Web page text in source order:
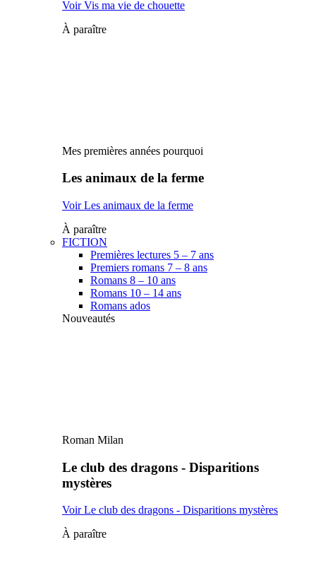
Voir Vis ma vie de chouette
À paraître
Mes premières années pourquoi
Les animaux de la ferme
Voir Les animaux de la ferme
À paraître
FICTION
Premières lectures 5 – 7 ans
Premiers romans 7 – 8 ans
Romans 8 – 10 ans
Romans 10 – 14 ans
Romans ados
Nouveautés
Roman Milan
Le club des dragons - Disparitions
mystères
Voir Le club des dragons - Disparitions mystères
À paraître